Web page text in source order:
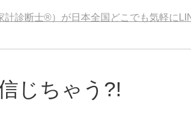
計診断士®）が日本全国どこでも気軽に
じちゃう?!